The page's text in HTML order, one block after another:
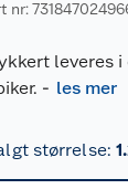
nr:
leveres
- les mer
størrelse: